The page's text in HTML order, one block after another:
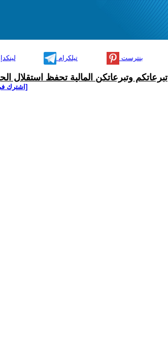
تيلكرام بنترست
تبرعاتكم وتبرعاتكن المالية تحفظ استقلال
[اشترك